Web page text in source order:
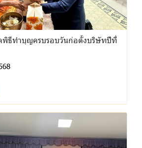
พิธีทำบุญครบรอบวันก่อตั้งบริษัทปีที่